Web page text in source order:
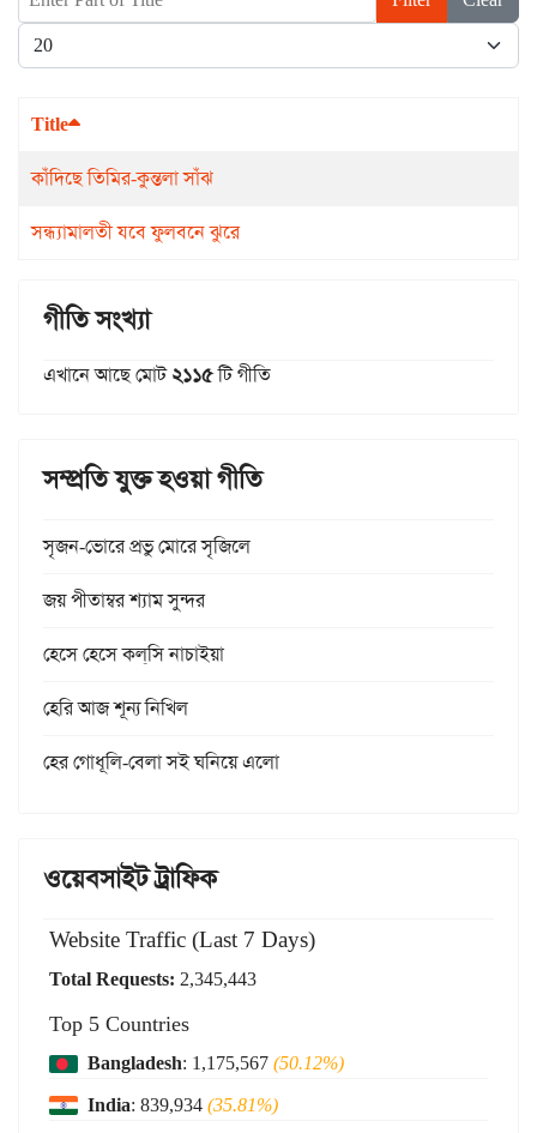
Display #
Title
কাঁদিছে তিমির-কুন্তলা সাঁঝ
সন্ধ্যামালতী যবে ফুলবনে ঝুরে
গীতি সংখ্যা
এখানে আছে মোট২১১৫টি গীতি
সম্প্রতি যুক্ত হওয়া গীতি
সৃজন-ভোরে প্রভু মোরে সৃজিলে
জয় পীতাম্বর শ্যাম সুন্দর
হেসে হেসে কল্‌সি নাচাইয়া
হেরি আজ শূন্য নিখিল
হের গোধূলি-বেলা সই ঘনিয়ে এলো
ওয়েবসাইট ট্রাফিক
Website Traffic (Last 7 Days)
Total Requests: 2,345,443
Top 5 Countries
Bangladesh: 1,175,567(50.12%)
India: 839,934(35.81%)